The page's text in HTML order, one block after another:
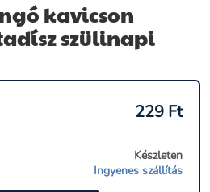
kavicson
szülinapi
229 Ft
Készleten
Ingyenes szállítás